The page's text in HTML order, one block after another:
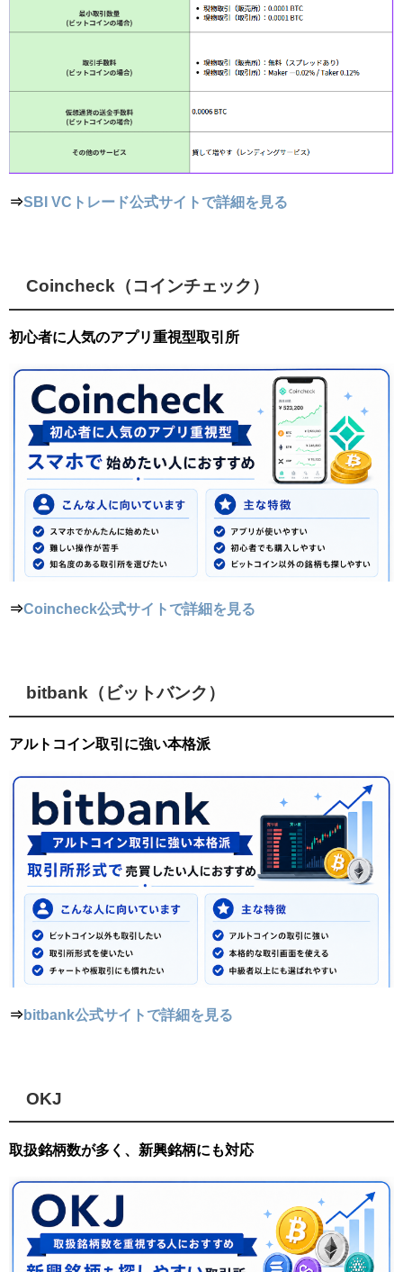
⇒SBI VCトレード公式サイトで詳細を見る
Coincheck（コインチェック）
初心者に人気のアプリ重視型取引所
⇒Coincheck公式サイトで詳細を見る
bitbank（ビットバンク）
アルトコイン取引に強い本格派
⇒bitbank公式サイトで詳細を見る
OKJ
取扱銘柄数が多く、新興銘柄にも対応